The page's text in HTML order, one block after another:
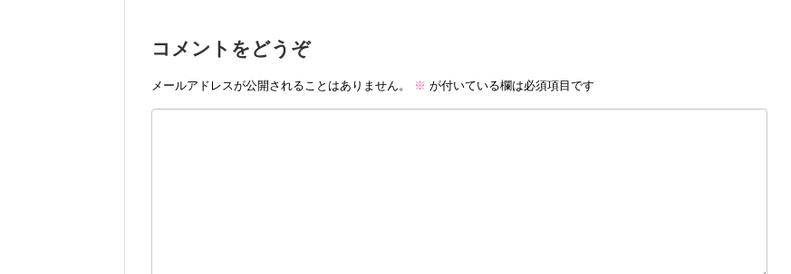
コメントをどうぞ
メールアドレスが公開されることはありません。 ※ が付いている欄は必須項目です